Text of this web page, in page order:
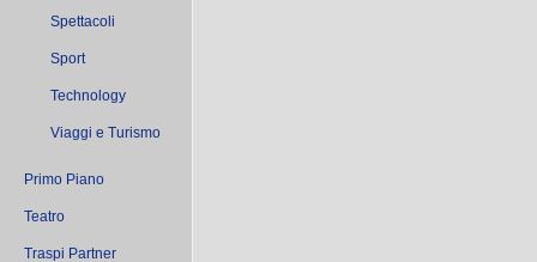
Spettacoli
Sport
Technology
Viaggi e Turismo
Primo Piano
Teatro
Traspi Partner